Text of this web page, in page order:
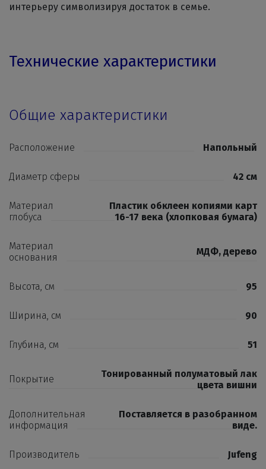
интерьеру символизируя достаток в семье.
Технические характеристики
Общие характеристики
Расположение Напольный
Диаметр сферы 42 см
Материал
глобуса
Пластик обклеен копиями карт
16-17 века (хлопковая бумага)
Материал
основания
МДФ, дерево
Высота, см 95
Ширина, см 90
Глубина, см 51
Покрытие
Тонированный полуматовый лак
цвета вишни
Дополнительная
информация
Поставляется в разобранном
виде.
Производитель Jufeng